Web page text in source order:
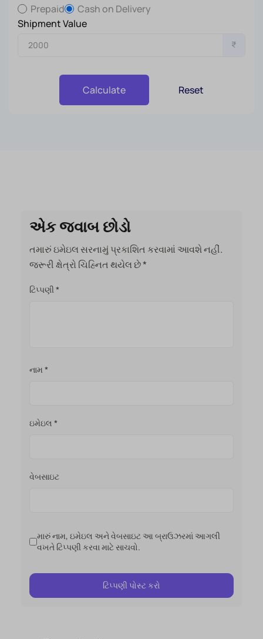
Prepaid
Cash on Delivery
Shipment Value
₹
Calculate Reset
એક જવાબ છોડો
તમારું ઇમેઇલ સરનામું પ્રકાશિત કરવામાં આવશે નહીં.
જરૂરી ક્ષેત્રો ચિહ્નિત થયેલ છે*
ટિપ્પણી *
નામ *
ઇમેઇલ *
વેબસાઇટ
મારું નામ, ઇમેઇલ અને વેબસાઇટ આ બ્રાઉઝરમાં આગલી
વખતે ટિપ્પણી કરવા માટે સાચવો.